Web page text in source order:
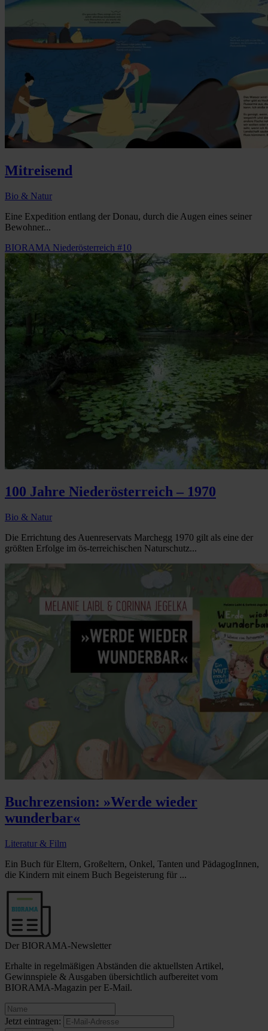
Mitreisend
Bio & Natur
Eine Expedition entlang der Donau, durch die Augen eines seiner
Bewohner...
BIORAMA Niederösterreich #10
100 Jahre Niederösterreich – 1970
Bio & Natur
Die Errichtung des Auenreservats Marchegg 1970 gilt als eine der
größten Erfolge im ös-terreichischen Naturschutz...
Buchrezension: »Werde wieder
wunderbar«
Literatur & Film
Ein Buch für Eltern, Großeltern, Onkel, Tanten und PädagogInnen,
die Kindern mit einem Buch Begeisterung für ...
Der BIORAMA-Newsletter
Erhalte in regelmäßigen Abständen die aktuellsten Artikel,
Gewinnspiele & Ausgaben übersichtlich aufbereitet vom
BIORAMA-Magazin per E-Mail.
Jetzt eintragen: